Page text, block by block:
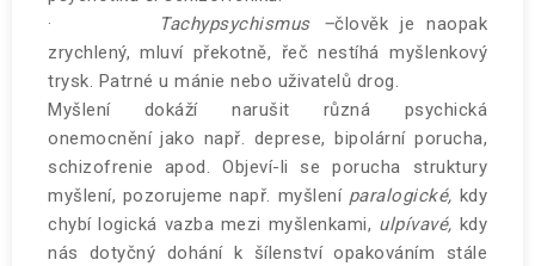
·
Tachypsychismus –člověk je naopak
zrychlený, mluví překotně, řeč nestíhá myšlenkový
trysk. Patrné u mánie nebo uživatelů drog.
Myšlení dokáží narušit různá psychická
onemocněníjako např. deprese, bipolární porucha,
schizofrenie apod. Objeví-li se porucha struktury
myšlení, pozorujeme např. myšlení paralogické, kdy
chybí logická vazba mezi myšlenkami, ulpívavé, kdy
nás dotyčný dohání k šílenství opakováním stále